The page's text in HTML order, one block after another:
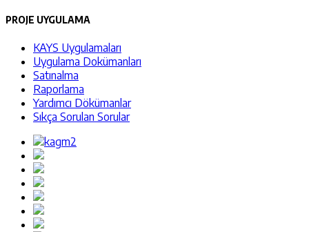
PROJE UYGULAMA
KAYS Uygulamaları
Uygulama Dokümanları
Satınalma
Raporlama
Yardımcı Dökümanlar
Sıkça Sorulan Sorular